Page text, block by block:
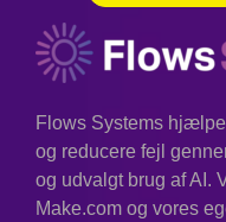
Flows Systems
og reducere fejl
og udvalgt brug af AI.
Make.com og vores